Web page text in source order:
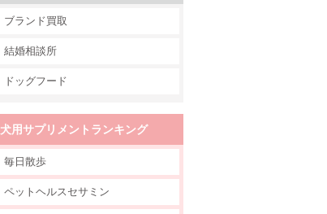
ブランド買取
結婚相談所
ドッグフード
犬用サプリメントランキング
毎日散歩
ペットヘルスセサミン